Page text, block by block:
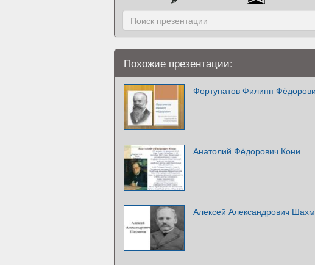
Похожие презентации:
Фортунатов Филипп
Анатолий Фёдорович Кони
Алексей Александрович